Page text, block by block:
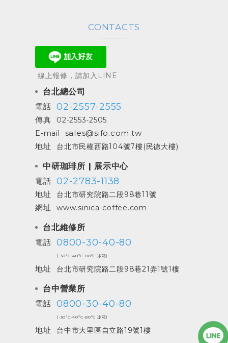
CONTACTS
線上報修，請加入LINE
台北總公司
電話 02-2557-2555
傳真
02-2553-2505
E-mail
sales@sifo.com.tw
地址
台北市民權西路104號7樓(民德大樓)
中研珈琲所 | 展示中心
電話 02-2783-1138
地址 台北市研究院路二段98巷11號
網址 www.sinica-coffee.com
台北維修所
電話 0800-30-40-80
(-30ºC-40ºC-80ºC 冰箱)
地址 台北市研究院路二段98巷21弄1號1樓
台中營業所
電話 0800-30-40-80
(-30ºC-40ºC-80ºC 冰箱)
地址 台中市大里區自立路19號1樓